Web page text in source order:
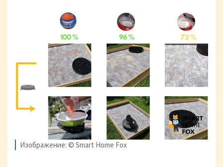
Изображение: © Smart Home Fox